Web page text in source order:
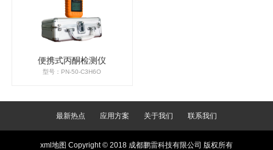
便携式丙酮检测仪
型号：PN-50-C3H6O
最新热点 应用方案 关于我们 联系我们
xml地图 Copyright © 2018 成都鹏雷科技有限公司 版权所有